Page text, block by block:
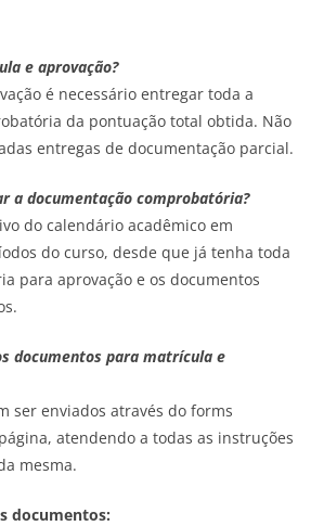
e aprovação?
é necessário entregar toda a
da pontuação total obtida. Não
entregas de documentação parcial.
a documentação comprobatória?
do calendário acadêmico em
do curso, desde que já tenha toda
para aprovação e os documentos
documentos para matrícula e
ser enviados através do forms
atendendo a todas as instruções
mesma.
documentos: